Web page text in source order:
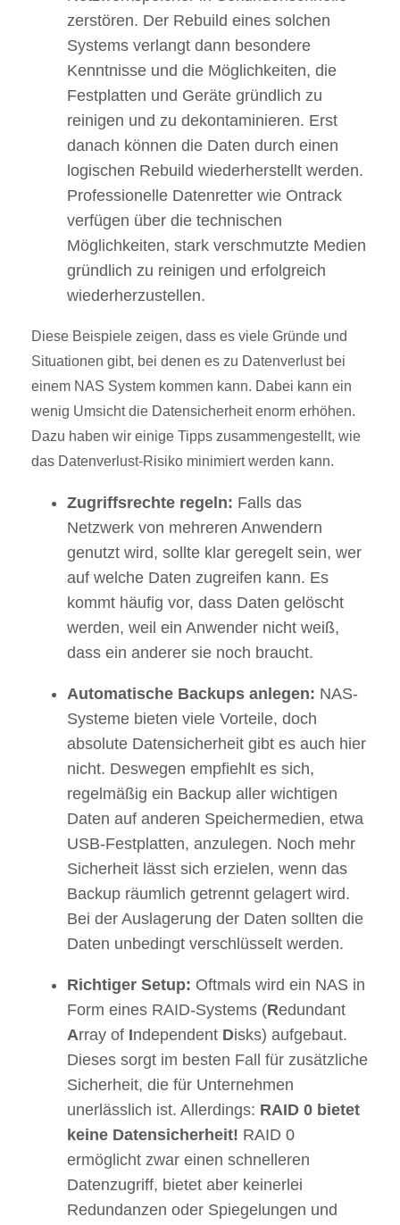
zerstören. Der Rebuild eines solchen
Systems verlangt dann besondere
Kenntnisse und die Möglichkeiten, die
Festplatten und Geräte gründlich zu
reinigen und zu dekontaminieren. Erst
danach können die Daten durch einen
logischen Rebuild wiederherstellt werden.
Professionelle Datenretter wie Ontrack
verfügen über die technischen
Möglichkeiten, stark verschmutzte Medien
gründlich zu reinigen und erfolgreich
wiederherzustellen.
Diese Beispiele zeigen, dass es viele Gründe und
Situationen gibt, bei denen es zu Datenverlust bei
einem NAS System kommen kann. Dabei kann ein
wenig Umsicht die Datensicherheit enorm erhöhen.
Dazu haben wir einige Tipps zusammengestellt, wie
das Datenverlust-Risiko minimiert werden kann.
Zugriffsrechte regeln: Falls das
Netzwerk von mehreren Anwendern
genutzt wird, sollte klar geregelt sein, wer
auf welche Daten zugreifen kann. Es
kommt häufig vor, dass Daten gelöscht
werden, weil ein Anwender nicht weiß,
dass ein anderer sie noch braucht.
Automatische Backups anlegen: NAS-
Systeme bieten viele Vorteile, doch
absolute Datensicherheit gibt es auch hier
nicht. Deswegen empfiehlt es sich,
regelmäßig ein Backup aller wichtigen
Daten auf anderen Speichermedien, etwa
USB-Festplatten, anzulegen. Noch mehr
Sicherheit lässt sich erzielen, wenn das
Backup räumlich getrennt gelagert wird.
Bei der Auslagerung der Daten sollten die
Daten unbedingt verschlüsselt werden.
Richtiger Setup: Oftmals wird ein NAS in
Form eines RAID-Systems (Redundant
Array of Independent Disks) aufgebaut.
Dieses sorgt im besten Fall für zusätzliche
Sicherheit, die für Unternehmen
unerlässlich ist. Allerdings: RAID 0 bietet
keine Datensicherheit! RAID 0
ermöglicht zwar einen schnelleren
Datenzugriff, bietet aber keinerlei
Redundanzen oder Spiegelungen und